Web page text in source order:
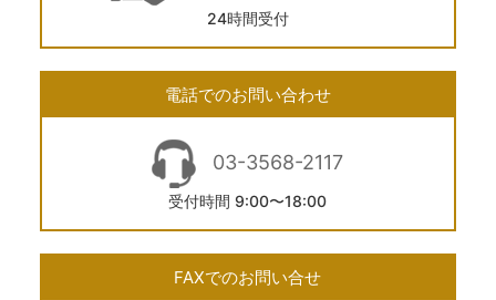
24時間受付
電話でのお問い合わせ
03-3568-2117
受付時間 9:00〜18:00
FAXでのお問い合せ